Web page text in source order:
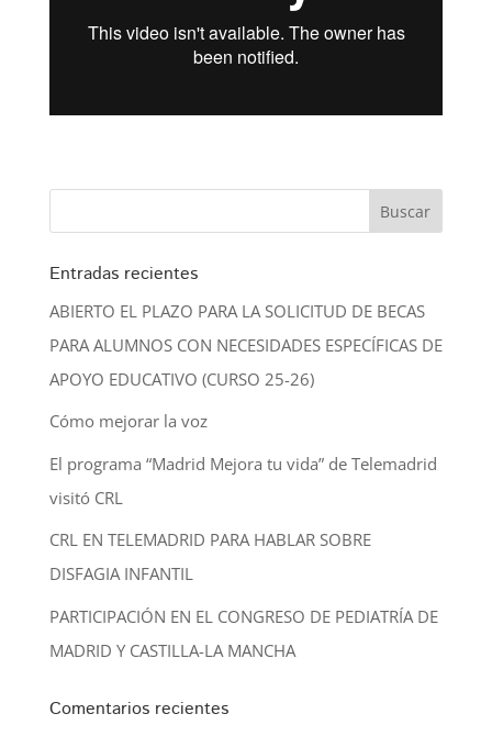
Entradas recientes
ABIERTO EL PLAZO PARA LA SOLICITUD DE BECAS
PARA ALUMNOS CON NECESIDADES ESPECÍFICAS DE
APOYO EDUCATIVO (CURSO 25-26)
Cómo mejorar la voz
El programa “Madrid Mejora tu vida” de Telemadrid
visitó CRL
CRL EN TELEMADRID PARA HABLAR SOBRE
DISFAGIA INFANTIL
PARTICIPACIÓN EN EL CONGRESO DE PEDIATRÍA DE
MADRID Y CASTILLA-LA MANCHA
Comentarios recientes